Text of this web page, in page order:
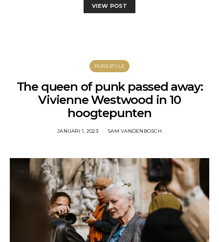
VIEW POST
PURESTYLE
The queen of punk passed away:
Vivienne Westwood in 10
hoogtepunten
JANUARI 1, 2023 SAM VANDENBOSCH